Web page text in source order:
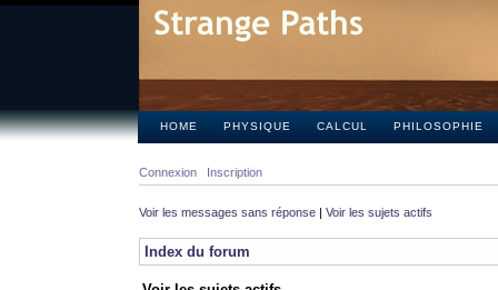
HOME PHYSIQUE CALCUL PHILOSOPHIE
Connexion Inscription
Voir les messages sans réponse | Voir les sujets actifs
Index du forum